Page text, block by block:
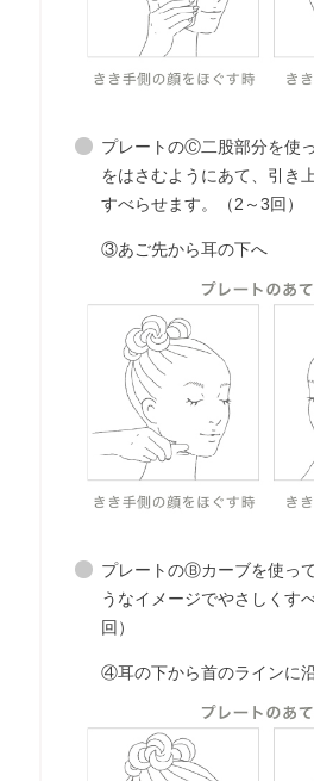
プレートのⒸ二股部分を使
をはさむようにあて、引き
すべらせます。（2～3回）
③あご先から耳の下へ
プレートのⒷカーブを使っ
うなイメージでやさしくす
回）
④耳の下から首のラインに